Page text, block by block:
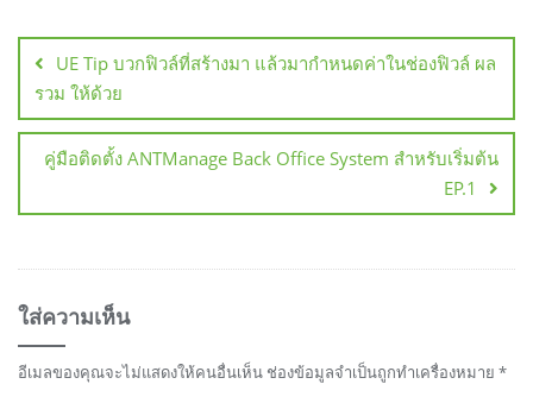
เรื่องUE Tip บวกฟิวล์ที่สร้างมา แล้วมากำหนดค่าในช่องฟิวล์ ผล
รวม ให้ด้วย
คู่มือติดตั้ง ANTManage Back Office System สำหรับเริ่มต้น
EP.1
ใส่ความเห็น
อีเมลของคุณจะไม่แสดงให้คนอื่นเห็น ช่องข้อมูลจำเป็นถูกทำเครื่องหมาย *